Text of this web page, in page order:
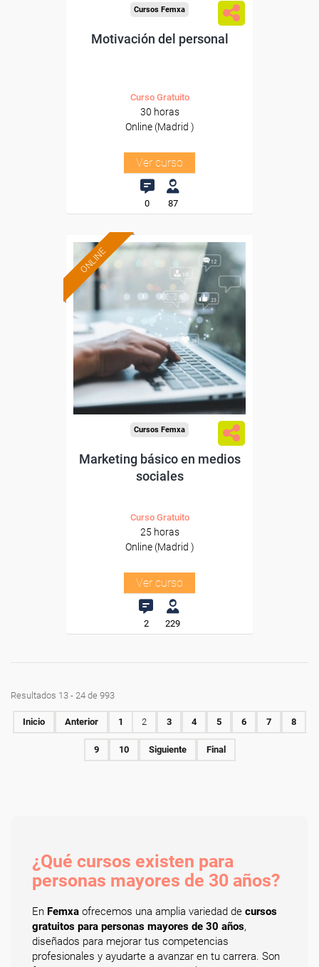
Cursos Femxa
Motivación del personal
Curso Gratuito
30 horas
Online (Madrid )
Ver curso
0 87
ONLINE
Formación 100%
subvencionada.
Para trabajadores y
autónomos de Madrid.
Para todos los sectores.
Cursos Femxa
Marketing básico en medios
sociales
Curso Gratuito
25 horas
Online (Madrid )
Ver curso
2 229
Resultados 13 - 24 de 993
Inicio Anterior 1 2 3 4 5 6 7 8
9 10 Siguiente Final
¿Qué cursos existen para
personas mayores de 30 años?
En Femxa ofrecemos una amplia variedad de cursos
gratuitos para personas mayores de 30 años,
diseñados para mejorar tus competencias
profesionales y ayudarte a avanzar en tu carrera. Son